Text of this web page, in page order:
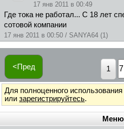
17 янв 2011 в 00:49
Где тока не работал... С 18 лет
сотовой компании
17 янв 2011 в 00:50 / SANYA64 (1)
<Пред 1
Для полноценного
или зарегистрируйтесь.
Меню